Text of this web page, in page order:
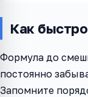
Как
Формула до
постоянно
Запомните